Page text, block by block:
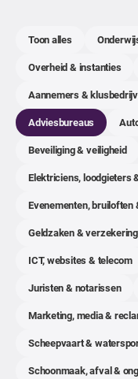
Toon alles
Overheid & instanties
Aannemers &
Adviesbureaus
Beveiliging & veiligheid
Elektriciens, loodgieters
Evenementen, bruiloften
Geldzaken &
ICT, websites & telecom
Juristen & notarissen
Marketing, media &
Scheepvaart &
Schoonmaak, afval &